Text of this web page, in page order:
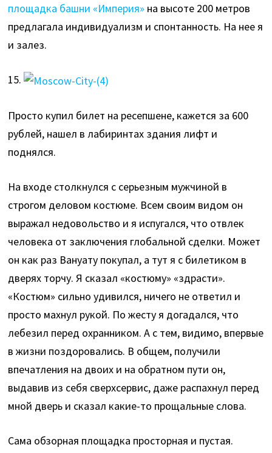
площадка башни «Империя» на высоте 200 метров
предлагала индивидуализм и спонтанность. На нее я
и залез.
15.
Просто купил билет на ресепшене, кажется за 600
рублей, нашел в лабиринтах здания лифт и
поднялся.
На входе столкнулся с серьезным мужчиной в
строгом деловом костюме. Всем своим видом он
выражал недовольство и я испугался, что отвлек
человека от заключения глобальной сделки. Может
он как раз Вануату покупал, а тут я с билетиком в
дверях торчу. Я сказал «костюму» «здрасти».
«Костюм» сильно удивился, ничего не ответил и
просто махнул рукой. По жесту я догадался, что
лебезил перед охранником. А с тем, видимо, впервые
в жизни поздоровались. В общем, получили
впечатления на двоих и на обратном пути он,
выдавив из себя сверхсервис, даже распахнул перед
мной дверь и сказал какие-то прощальные слова.
Сама обзорная площадка просторная и пустая.